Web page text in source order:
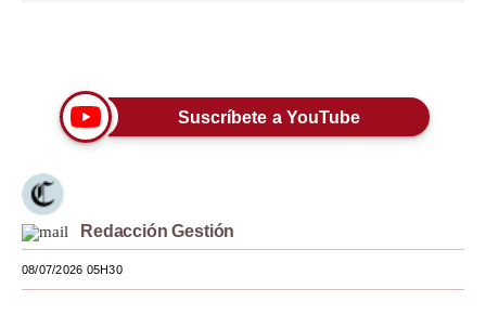
Tendencias
Viajes
Moda
Estilos
Suscríbete a YouTube
Redacción Gestión
08/07/2026 05H30